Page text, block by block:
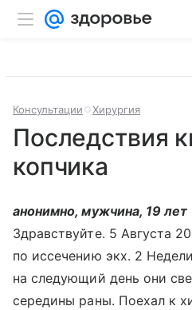
Консультации Хирургия
Последствия
копчика
анонимно, мужчина, 19 лет
Здравствуйте. 5 Августа
по иссечению экх. 2
на следующий день они
середины раны. Поехал к